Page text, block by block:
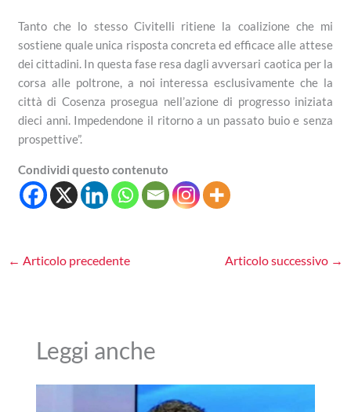
Tanto che lo stesso Civitelli ritiene la coalizione che mi
sostiene quale unica risposta concreta ed efficace alle attese
dei cittadini. In questa fase resa dagli avversari caotica per la
corsa alle poltrone, a noi interessa esclusivamente che la
città di Cosenza prosegua nell’azione di progresso iniziata
dieci anni. Impedendone il ritorno a un passato buio e senza
prospettive”.
Condividi questo contenuto
← Articolo precedente Articolo successivo →
Leggi anche